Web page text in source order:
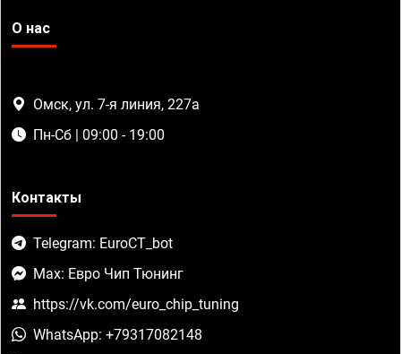
О нас
Омск, ул. 7-я линия, 227а
Пн-Сб | 09:00 - 19:00
Контакты
Telegram: EuroCT_bot
Max: Евро Чип Тюнинг
https://vk.com/euro_chip_tuning
WhatsApp: +79317082148